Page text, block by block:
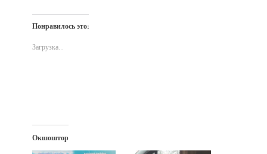
Twitter
в
окне)
Facebook
в
Понравилось это:
Загрузка...
Окшоштор